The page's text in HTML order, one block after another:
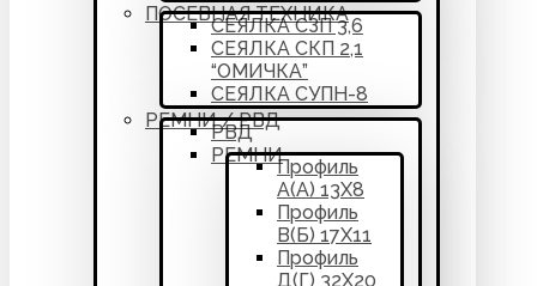
ПОСЕВНАЯ ТЕХНИКА
СЕЯЛКА СЗП 3,6
СЕЯЛКА СКП 2,1
“ОМИЧКА”
СЕЯЛКА СУПН-8
РЕМНИ / РВД
РВД
РЕМНИ
Профиль
А(А) 13Х8
Профиль
В(Б) 17Х11
Профиль
Д(Г) 32Х20